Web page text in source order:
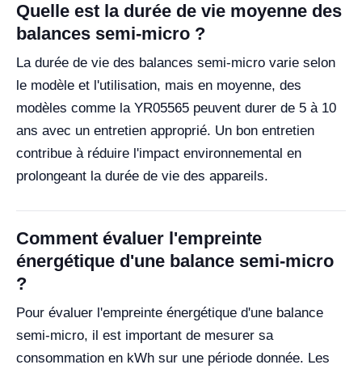
Quelle est la durée de vie moyenne des
balances semi-micro ?
La durée de vie des balances semi-micro varie selon
le modèle et l'utilisation, mais en moyenne, des
modèles comme la YR05565 peuvent durer de 5 à 10
ans avec un entretien approprié. Un bon entretien
contribue à réduire l'impact environnemental en
prolongeant la durée de vie des appareils.
Comment évaluer l'empreinte
énergétique d'une balance semi-micro
?
Pour évaluer l'empreinte énergétique d'une balance
semi-micro, il est important de mesurer sa
consommation en kWh sur une période donnée. Les